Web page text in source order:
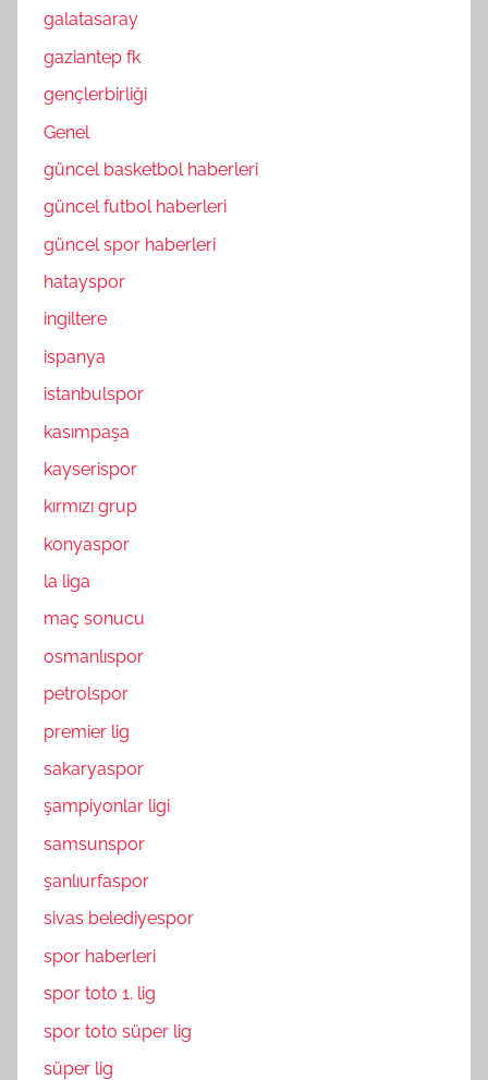
galatasaray
gaziantep fk
gençlerbirliği
Genel
güncel basketbol haberleri
güncel futbol haberleri
güncel spor haberleri
hatayspor
ingiltere
ispanya
istanbulspor
kasımpaşa
kayserispor
kırmızı grup
konyaspor
la liga
maç sonucu
osmanlıspor
petrolspor
premier lig
sakaryaspor
şampiyonlar ligi
samsunspor
şanlıurfaspor
sivas belediyespor
spor haberleri
spor toto 1. lig
spor toto süper lig
süper lig